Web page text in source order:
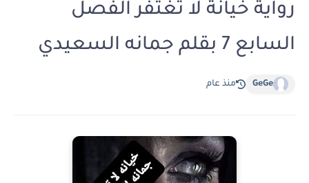
رواية خيانة لا تغتفر الفصل
السابع 7 بقلم جمانه السعيدي
GeGe منذ عام